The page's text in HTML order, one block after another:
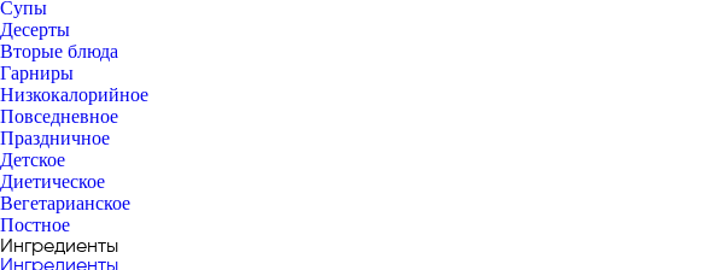
Супы
Десерты
Вторые блюда
Гарниры
Низкокалорийное
Повседневное
Праздничное
Детское
Диетическое
Вегетарианское
Постное
Ингредиенты
Ингредиенты